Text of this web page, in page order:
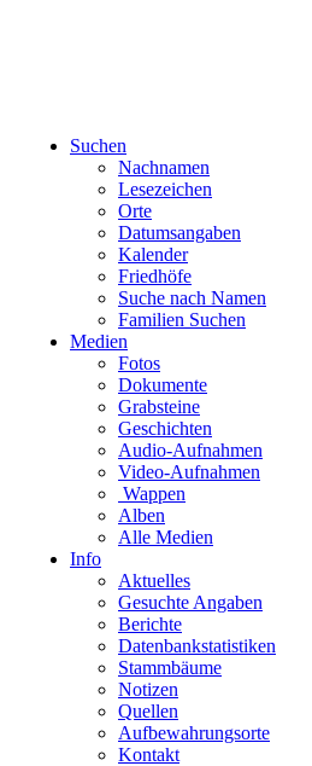
Suchen
Nachnamen
Lesezeichen
Orte
Datumsangaben
Kalender
Friedhöfe
Suche nach Namen
Familien Suchen
Medien
Fotos
Dokumente
Grabsteine
Geschichten
Audio-Aufnahmen
Video-Aufnahmen
Wappen
Alben
Alle Medien
Info
Aktuelles
Gesuchte Angaben
Berichte
Datenbankstatistiken
Stammbäume
Notizen
Quellen
Aufbewahrungsorte
Kontakt